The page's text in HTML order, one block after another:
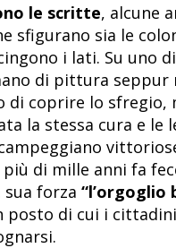
le scritte, alcune
sfigurano sia le
i lati. Su uno
di pittura seppur
di coprire lo sfregio,
la stessa cura e le
più di mille anni fa
forza “l’orgoglio
posto di cui i